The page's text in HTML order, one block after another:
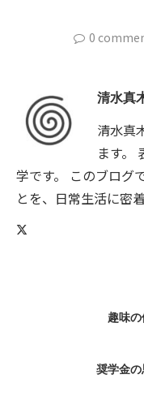
0
清水真
清水真
ます。
学です。 このブログ
とを、日常生活に密
趣味の
奨学金の